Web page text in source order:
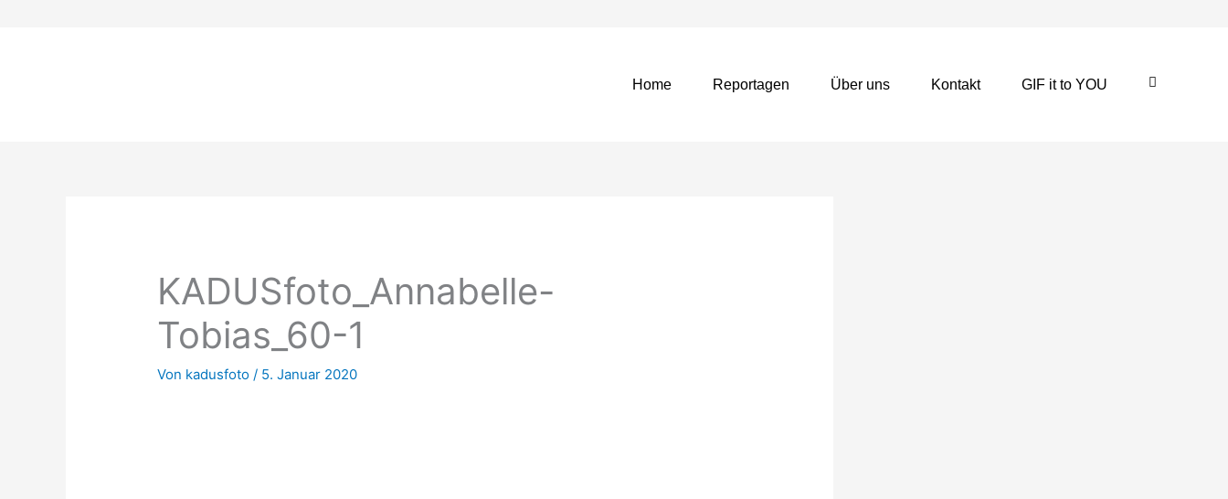
Home Reportagen Über uns Kontakt GIF it to YOU
KADUSfoto_Annabelle-
Tobias_60-1
Von kadusfoto/ 5. Januar 2020